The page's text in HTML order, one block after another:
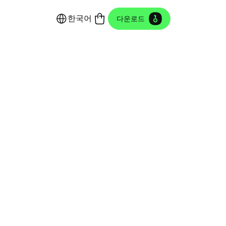
한국어 다운로드